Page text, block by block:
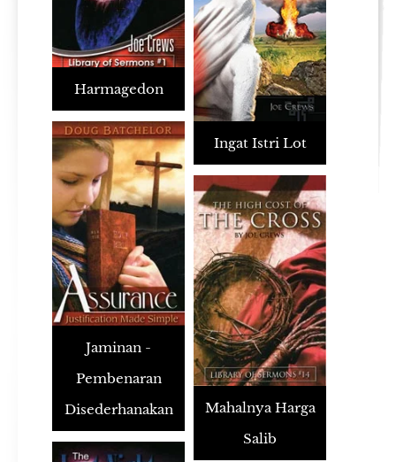
Harmagedon
Ingat Istri Lot
Jaminan -
Pembenaran
Disederhanakan
Mahalnya Harga
Salib